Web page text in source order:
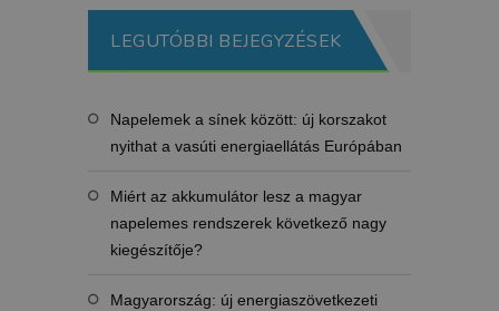
LEGUTÓBBI BEJEGYZÉSEK
Napelemek a sínek között: új korszakot
nyithat a vasúti energiaellátás Európában
Miért az akkumulátor lesz a magyar
napelemes rendszerek következő nagy
kiegészítője?
Magyarország: új energiaszövetkezeti